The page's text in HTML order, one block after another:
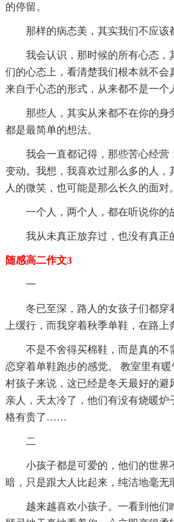
的停留。
那样的病态美，其实我们不应该
我会认识，那时候的所有心态，
们的心态上，看清楚我们根本就不会
来自于心态的形式，从来都不是一个
那些人，其实从来都不在你的身
都是最简单的想法。
我会一直都记得，那些苦心经营
变动。我想，我喜欢过那么多的人，
人的微笑，也可能是那么长久的面对。
一个人，两个人，都在听说你的
我从未真正放弃过，也没有真正
随感高二作文3
一
冬已至深，路人的女孩子们都穿
上缓行，而我穿着秋季单鞋，在路上
不是不舍得买棉鞋，而是真的不
恋穿着单鞋跑步的感觉。 教室里有
村孩子来说，这已经是冬天最好的避
亲人，天太冷了，他们有没有烧暖炉
格有贵了……
二
小孩子都是可爱的，他们的世界
暗，只是跟大人比起来，纯洁地毫无
越来越喜欢小孩子。一看到他们